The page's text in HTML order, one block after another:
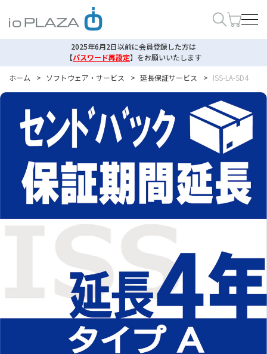
2025年6月2日以前に会員登録した方は
【パスワード再設定】 をお願いいたします
ホーム
> ソフトウェア・サービス > 延長保証サービス > ISS-LA-SD4